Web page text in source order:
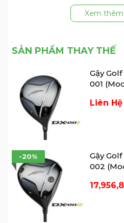
thiện cú đánh xa cho
Gậy Golf Fairway Fourteen
Phiên bản
gậy
là một cây gậy kết
đó. Nó được thiết kế để
nhu cầu của golfer
quá trình fitting,
Xem thêm
SẢN PHẨM THAY THẾ
Gậy
001
Liên Hệ
Gậy
002
-20%